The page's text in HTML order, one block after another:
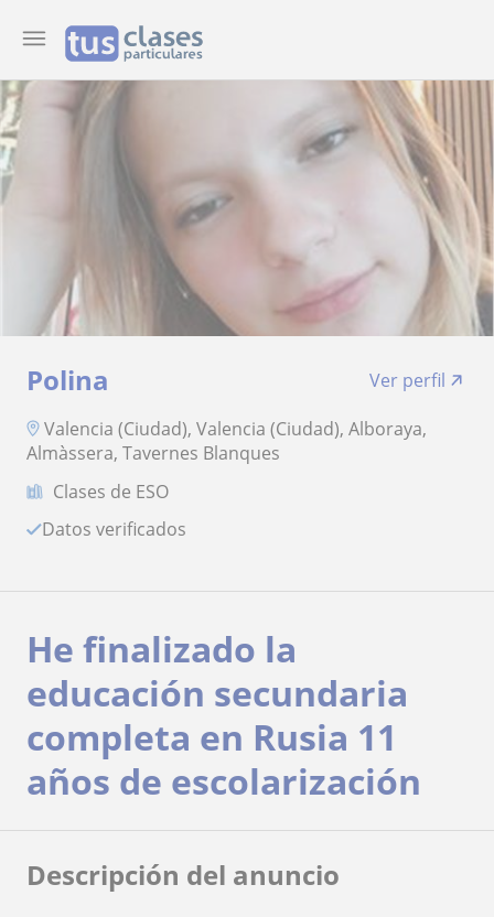
Polina
Ver perfil
Valencia (Ciudad), Valencia (Ciudad), Alboraya,
Almàssera, Tavernes Blanques
Clases de ESO
Datos verificados
He finalizado la
educación secundaria
completa en Rusia 11
años de escolarización
Descripción del anuncio